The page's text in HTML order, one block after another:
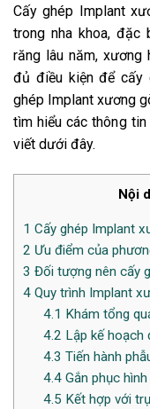
Cấy ghép Implant
trong nha khoa, đặc
răng lâu năm, xương
đủ điều kiện để cấy
ghép Implant xương
tìm hiểu các thông
viết dưới đây.
Nội
1 Cấy ghép Implant
2 Ưu điểm của
3 Đối tượng nên cấy
4 Quy trình Implant
4.1 Khám tổng
4.2 Lập kế hoạch
4.3 Tiến hành
4.4Gắn phục
4.5 Kết hợp với